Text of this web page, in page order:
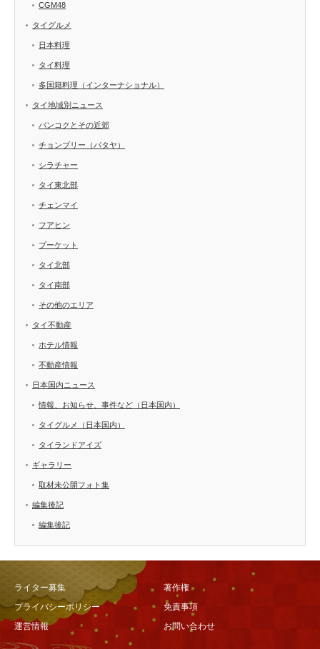
CGM48
タイグルメ
日本料理
タイ料理
多国籍料理（インターナショナル）
タイ地域別ニュース
バンコクとその近郊
チョンブリー（パタヤ）
シラチャー
タイ東北部
チェンマイ
フアヒン
プーケット
タイ北部
タイ南部
その他のエリア
タイ不動産
ホテル情報
不動産情報
日本国内ニュース
情報、お知らせ、事件など（日本国内）
タイグルメ（日本国内）
タイランドアイズ
ギャラリー
取材未公開フォト集
編集後記
編集後記
ライター募集
著作権
プライバシーポリシー
免責事項
運営情報
お問い合わせ